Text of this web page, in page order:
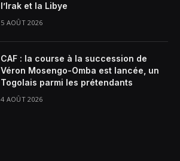
l’Irak et la Libye
5 AOÛT 2026
CAF : la course à la succession de
Véron Mosengo-Omba est lancée, un
Togolais parmi les prétendants
4 AOÛT 2026